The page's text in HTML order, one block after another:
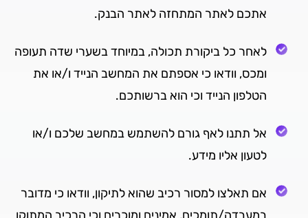
אתכם לאתר המתחזה לאתר הבנק.
לאחר כל ביקורת תכולה, במיוחד בשערי שדה תעופה
ומכס, וודאו כי אספתם את המחשב הנייד ו/או את
הטלפון הנייד וכי הוא ברשותכם.
אל תתנו לאף גורם להשתמש במחשב שלכם ו/או
לטעון אליו מידע.
אם תאלצו למסור רכיב שהוא לתיקון, וודאו כי מדובר
במעבדה/תומכים, אמינים ומוכרים וכי הרכיב המתוקן